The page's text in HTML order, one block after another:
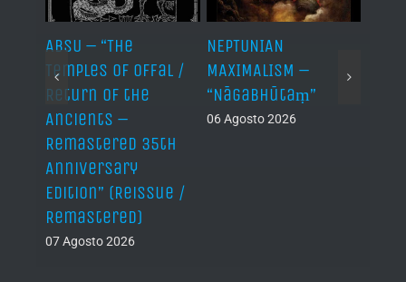
ABSU – “The
Temples of Offal /
Return of the
Ancients –
Remastered 35th
Anniversary
Edition” (Reissue /
Remastered)
07 Agosto 2026
NEPTUNIAN
MAXIMALISM –
“Nāgabhūtaṃ”
06 Agosto 2026